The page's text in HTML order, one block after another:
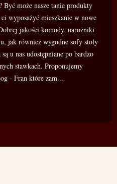
Być może nasze tanie produkty
wyposażyć mieszkanie w nowe
jakości komody, narożniki
jak również wygodne sofy stoły
są u nas udostępniane po bardzo
stawkach. Proponujemy
- Fran które zam...